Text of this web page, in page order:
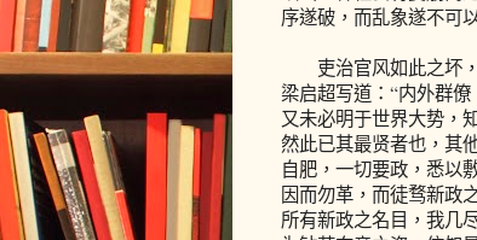
序遂破，而乱象遂不可
吏治官风如此之坏，
梁启超写道：“内外群
又未必明于世界大势，
然此已其最贤者也，其
自肥，一切要政，悉以
因而勿革，而徒骛新政
所有新政之名目，我几